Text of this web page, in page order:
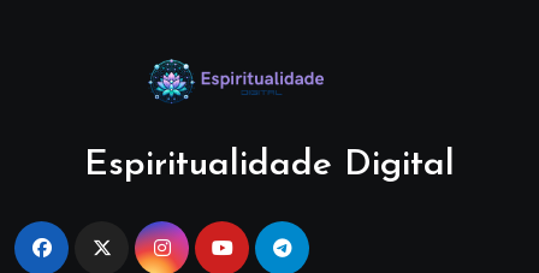
Espiritualidade Digital